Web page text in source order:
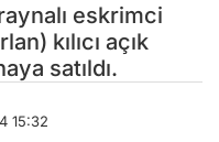
eskrimci
kılıcı açık
satıldı.
15:32